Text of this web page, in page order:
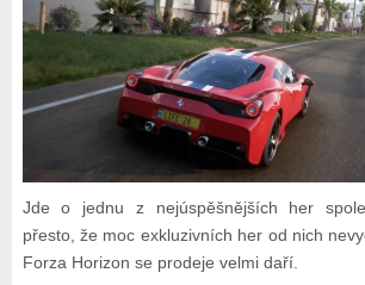
Jde o jednu z nejúspěšnějších her
přesto, že moc exkluzivních her od nich
Forza Horizon se prodeje velmi daří.